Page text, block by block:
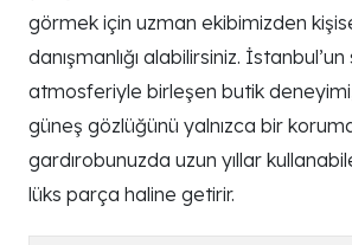
görmek için uzman ekibimizden
danışmanlığı alabilirsiniz.
atmosferiyle birleşen butik
güneş gözlüğünü yalnızca bir
gardırobunuzda uzun yıllar
lüks parça haline getirir.